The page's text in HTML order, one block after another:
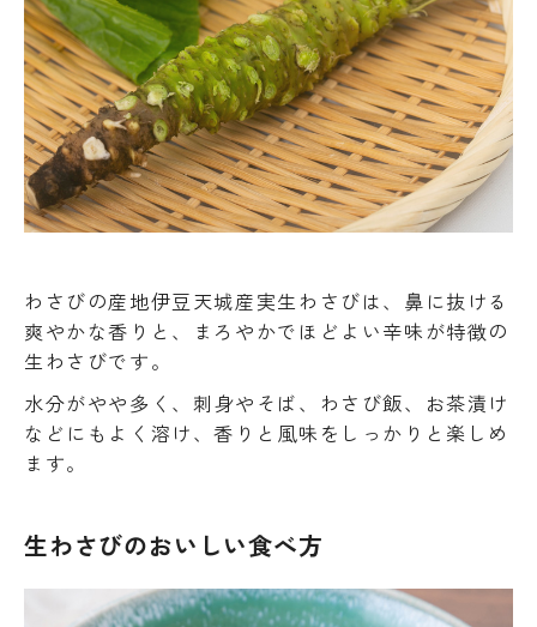
わさびの産地伊豆天城産実生わさびは、鼻に抜ける
爽やかな香りと、まろやかでほどよい辛味が特徴の
生わさびです。
水分がやや多く、刺身やそば、わさび飯、お茶漬け
などにもよく溶け、香りと風味をしっかりと楽しめ
ます。
生わさびのおいしい食べ方